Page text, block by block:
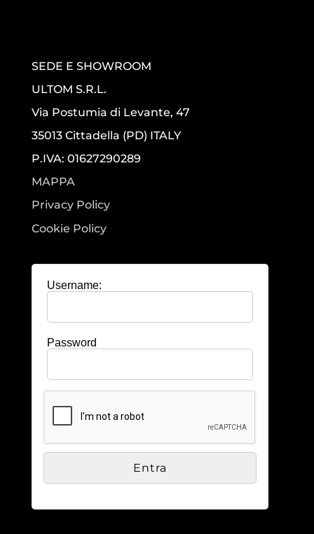
SEDE E SHOWROOM
ULTOM S.R.L.
Via Postumia di Levante, 47
35013 Cittadella (PD) ITALY
P.IVA: 01627290289
MAPPA
Privacy Policy
Cookie Policy
Username:
Password